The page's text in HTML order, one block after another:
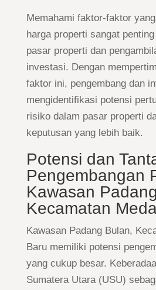
Memahami faktor-faktor
harga properti sangat
pasar properti dan
investasi. Dengan
faktor ini, pengembang dan
mengidentifikasi potensi
risiko dalam pasar properti
keputusan yang lebih baik.
Potensi dan
Pengembangan
Kawasan
Kecamatan
Kawasan Padang Bulan,
Baru memiliki potensi
yang cukup besar.
Sumatera Utara (USU)